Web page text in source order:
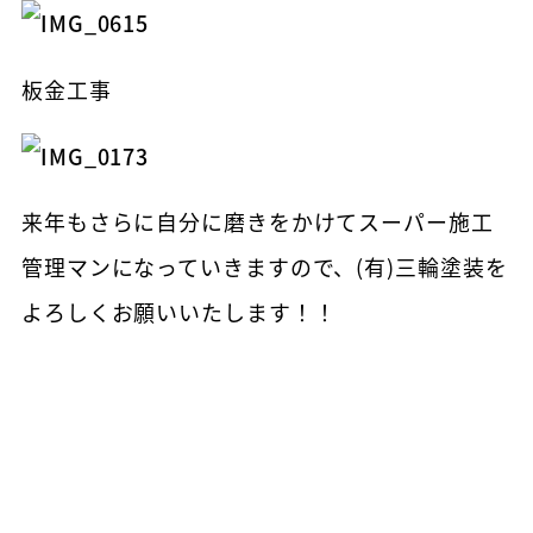
板金工事
来年もさらに自分に磨きをかけてスーパー施工
管理マンになっていきますので、(有)三輪塗装を
よろしくお願いいたします！！